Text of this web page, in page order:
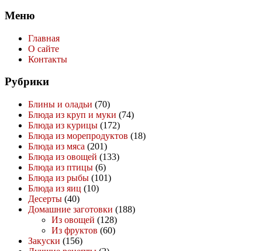
Меню
Главная
О сайте
Контакты
Рубрики
Блины и оладьи (70)
Блюда из круп и муки (74)
Блюда из курицы (172)
Блюда из морепродуктов (18)
Блюда из мяса (201)
Блюда из овощей (133)
Блюда из птицы (6)
Блюда из рыбы (101)
Блюда из яиц (10)
Десерты (40)
Домашние заготовки (188)
Из овощей (128)
Из фруктов (60)
Закуски (156)